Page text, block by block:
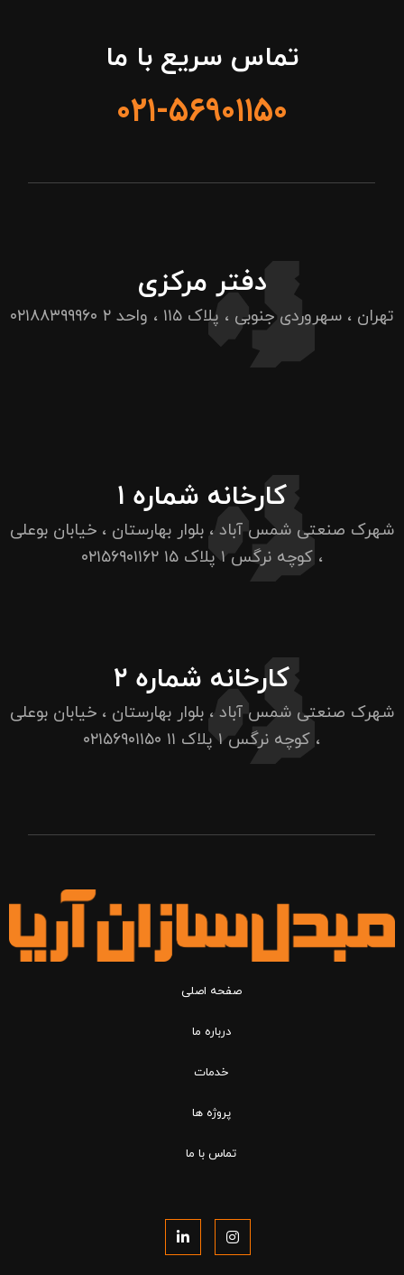
تماس سریع با ما
۰۲۱-۵۶۹۰۱۱۵۰
دفتر مرکزی
تهران ، سهروردی جنوبی ، پلاک ۱۱۵ ، واحد ۲
کارخانه شماره ۱
شهرک صنعتی شمس آباد ، بلوار بهارستان ، خیابان بوعلی
، کوچه نرگس ۱ پلاک ۱۵
۰۲۱۵۶۹۰۱۱۶۲
کارخانه شماره ۲
شهرک صنعتی شمس آباد ، بلوار بهارستان ، خیابان بوعلی
، کوچه نرگس ۱ پلاک ۱۱
۰۲۱۵۶۹۰۱۱۵۰
صفحه اصلی
درباره ما
خدمات
پروژه ها
تماس با ما